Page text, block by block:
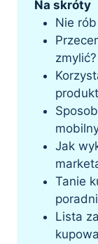
Na skróty
Nie
zmylić?
Jak
Tanie
Lista